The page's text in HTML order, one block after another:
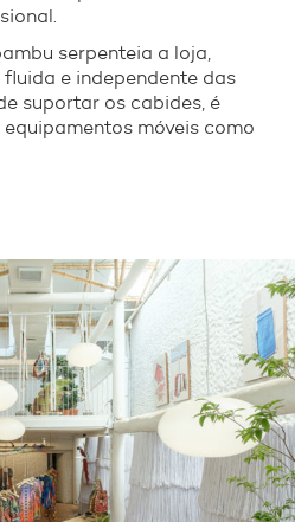
serpenteia a loja,
e independente das
suportar os cabides, é
móveis como